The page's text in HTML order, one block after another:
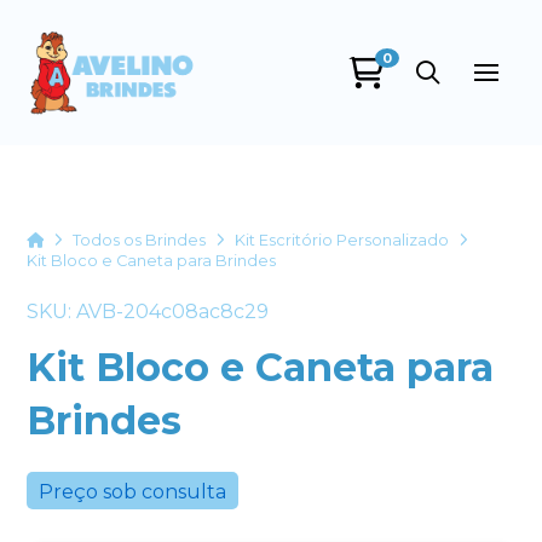
0
HomeTodos os Brindes
Kit Escritório Personalizado
Kit Bloco e Caneta para Brindes
SKU: AVB-204c08ac8c29
Kit Bloco e Caneta para
Brindes
Preço sob consulta
+55